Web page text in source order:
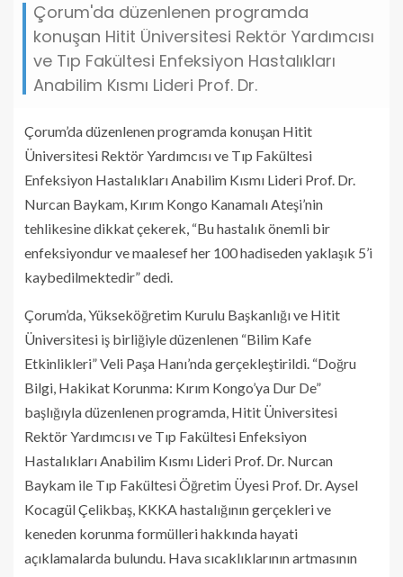
Çorum'da düzenlenen programda
konuşan Hitit Üniversitesi Rektör Yardımcısı
ve Tıp Fakültesi Enfeksiyon Hastalıkları
Anabilim Kısmı Lideri Prof. Dr.
Çorum’da düzenlenen programda konuşan Hitit
Üniversitesi Rektör Yardımcısı ve Tıp Fakültesi
Enfeksiyon Hastalıkları Anabilim Kısmı Lideri Prof. Dr.
Nurcan Baykam, Kırım Kongo Kanamalı Ateşi’nin
tehlikesine dikkat çekerek, “Bu hastalık önemli bir
enfeksiyondur ve maalesef her 100 hadiseden yaklaşık 5’i
kaybedilmektedir” dedi.
Çorum’da, Yükseköğretim Kurulu Başkanlığı ve Hitit
Üniversitesi iş birliğiyle düzenlenen “Bilim Kafe
Etkinlikleri” Veli Paşa Hanı’nda gerçekleştirildi. “Doğru
Bilgi, Hakikat Korunma: Kırım Kongo’ya Dur De”
başlığıyla düzenlenen programda, Hitit Üniversitesi
Rektör Yardımcısı ve Tıp Fakültesi Enfeksiyon
Hastalıkları Anabilim Kısmı Lideri Prof. Dr. Nurcan
Baykam ile Tıp Fakültesi Öğretim Üyesi Prof. Dr. Aysel
Kocagül Çelikbaş, KKKA hastalığının gerçekleri ve
keneden korunma formülleri hakkında hayati
açıklamalarda bulundu. Hava sıcaklıklarının artmasının